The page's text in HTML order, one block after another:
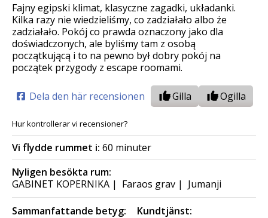
Fajny egipski klimat, klasyczne zagadki, układanki.
Kilka razy nie wiedzieliśmy, co zadziałało albo że
zadziałało. Pokój co prawda oznaczony jako dla
doświadczonych, ale byliśmy tam z osobą
początkującą i to na pewno był dobry pokój na
początek przygody z escape roomami.
Dela den här recensionen Gilla Ogilla
Hur kontrollerar vi recensioner?
Vi flydde rummet i: 60 minuter
Nyligen besökta rum:
GABINET KOPERNIKA | Faraos grav | Jumanji
Sammanfattande betyg:
Kundtjänst: